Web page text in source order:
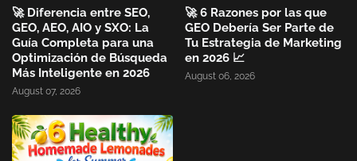
🚀 Diferencia entre SEO,
GEO, AEO, AIO y SXO: La
Guía Completa para una
Optimización de Búsqueda
Más Inteligente en 2026
August 07, 2026
🚀 6 Razones por las que
GEO Debería Ser Parte de
Tu Estrategia de Marketing
en 2026 📈
August 06, 2026